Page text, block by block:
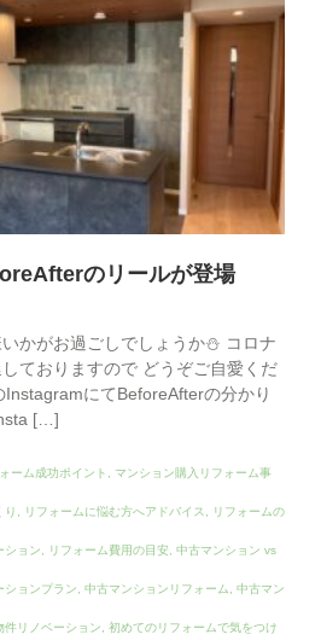
のリールが登場
かがお過ごしでしょうか⛄ コロナ
ておりますので どうぞご自愛くだ
InstagramにてBeforeAfterの分かり
[…]
ーム成功ポイント , マンション購入リフォーム事
り , リフォームに悩む方へアドバイス, リフォームの
ション, リフォーム費用の目安, 中古マンション vs
ションプラン, 中古マンションリフォーム, 中古マン
件リノベーション, 初めてのリフォームで気をつけ